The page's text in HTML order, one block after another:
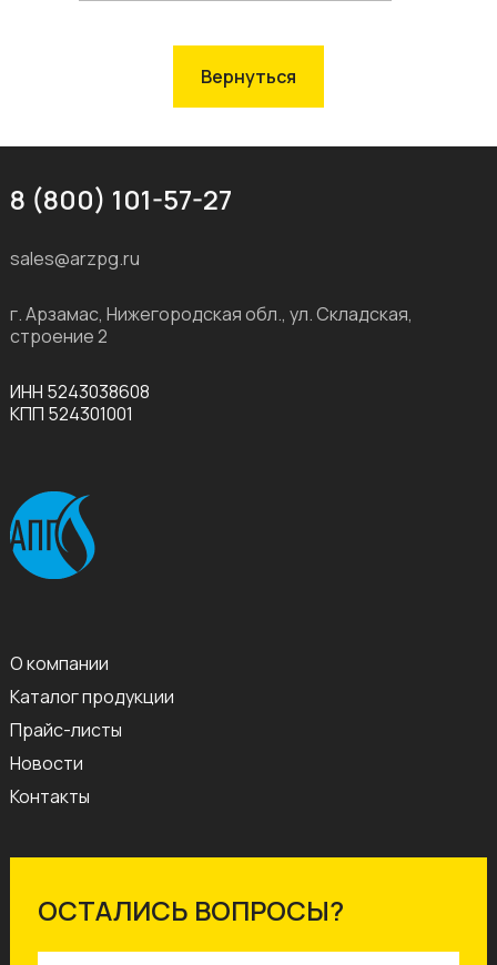
Вернуться
8 (800) 101-57-27
sales@arzpg.ru
г. Арзамас, Нижегородская обл., ул. Складская,
строение 2
ИНН 5243038608
КПП 524301001
О компании
Каталог продукции
Прайс-листы
Новости
Контакты
ОСТАЛИСЬ ВОПРОСЫ?